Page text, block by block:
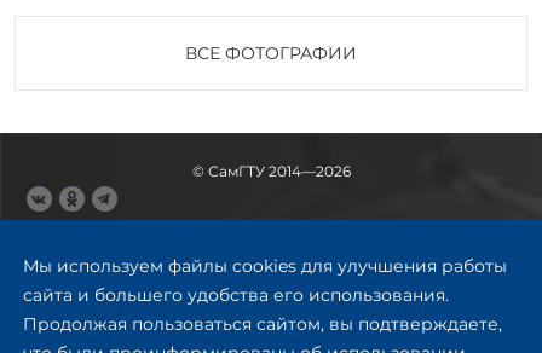
ВСЕ ФОТОГРАФИИ
Мы используем файлы cookies для улучшения работы
сайта и большего удобства его использования.
Продолжая пользоваться сайтом, вы подтверждаете,
© СамГТУ 2014—2026
443100, Самара
Ул. Молодогвардейская, 244,
главный корпус
8 (846) 278-43-11
rector@samgtu.ru